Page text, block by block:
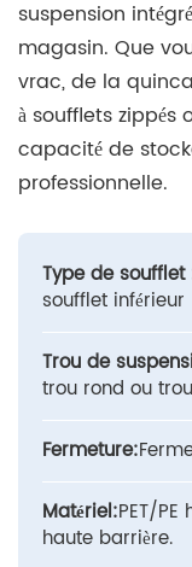
suspension
magasin. Que
vrac, de la
à soufflets
capacité de
professionnelle.
Type de soufflet
soufflet
Trou de
trou rond ou
Fermeture:
Matériel:PET/
haute barrière.